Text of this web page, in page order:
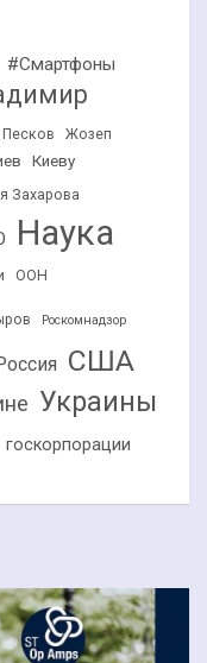
#Смартфоны
Жозеп
Киеву
Захарова
Наука
ООН
Роскомнадзор
США
Украины
госкорпорации